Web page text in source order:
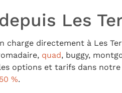
Les
charge directement à Les
quad, buggy,
options et tarifs dans notre
%.